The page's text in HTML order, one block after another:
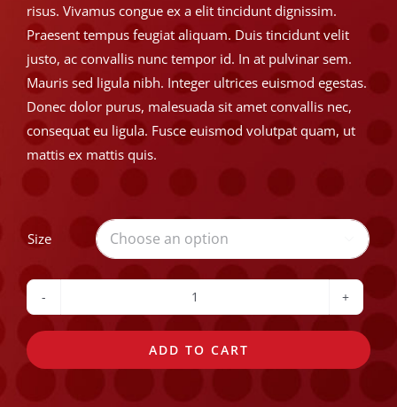
risus. Vivamus congue ex a elit tincidunt dignissim.
Praesent tempus feugiat aliquam. Duis tincidunt velit
justo, ac convallis nunc tempor id. In at pulvinar sem.
Mauris sed ligula nibh. Integer ultrices euismod egestas.
Donec dolor purus, malesuada sit amet convallis nec,
consequat eu ligula. Fusce euismod volutpat quam, ut
mattis ex mattis quis.
Size
The
Vegan
quantity
ADD TO CART